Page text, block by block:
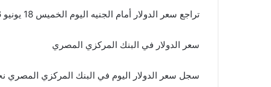
تراجع سعر الدولار أمام الجنيه اليوم الخميس 18 يونيو 2026 وبدأ أمس تراجعه دون الـ50 جنيها في البنوك.
سعر الدولار في البنك المركزي المصري
سجل سعر الدولار اليوم في البنك المركزي المصري نحو 49.84 جنيه للشراء 49.98 جنيه للبيع، وفقا لآخر